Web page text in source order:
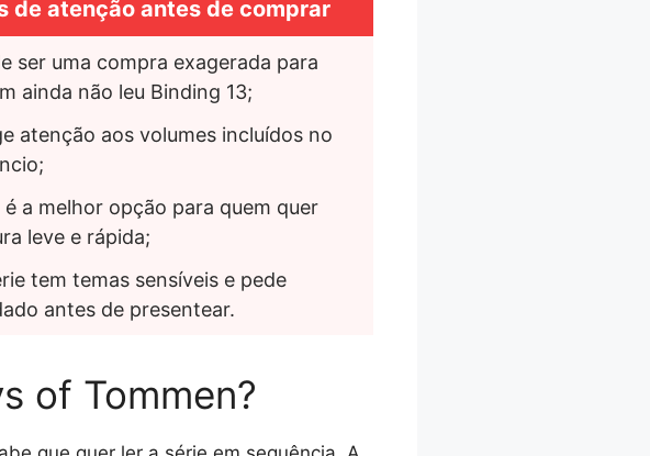
de atenção antes de comprar
ser uma compra exagerada para
ainda não leu Binding 13;
atenção aos volumes incluídos no
é a melhor opção para quem quer
leve e rápida;
tem temas sensíveis e pede
antes de presentear.
of Tommen?